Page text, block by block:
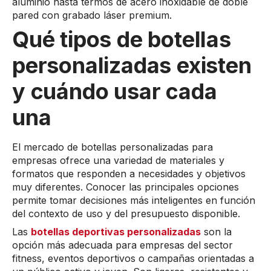
pared con grabado láser premium.
Qué tipos de botellas
personalizadas existen
y cuándo usar cada
una
El mercado de botellas personalizadas para
empresas ofrece una variedad de materiales y
formatos que responden a necesidades y objetivos
muy diferentes. Conocer las principales opciones
permite tomar decisiones más inteligentes en función
del contexto de uso y del presupuesto disponible.
Las botellas deportivas personalizadas son la
opción más adecuada para empresas del sector
fitness, eventos deportivos o campañas orientadas a